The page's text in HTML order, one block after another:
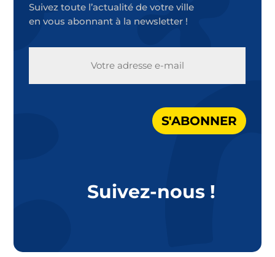
Suivez toute l’actualité de votre ville
en vous abonnant à la newsletter !
S'ABONNER
Suivez-nous !